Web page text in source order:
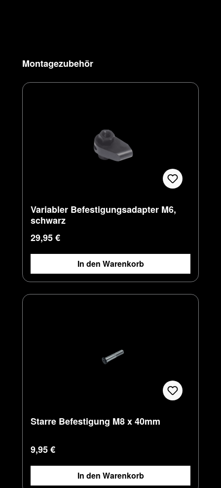
Produktgalerie überspringen
Montagezubehör
Variabler Befestigungsadapter M6,
schwarz
Regulärer Preis:
29,95 €
In den Warenkorb
Starre Befestigung M8 x 40mm
Regulärer Preis:
9,95 €
In den Warenkorb